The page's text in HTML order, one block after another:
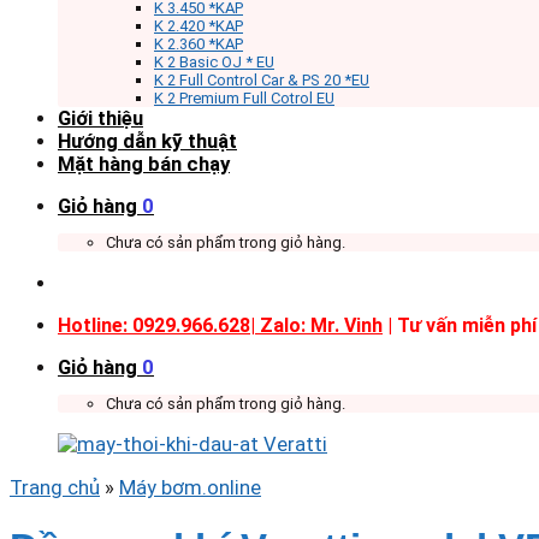
K 3.450 *KAP
K 2.420 *KAP
K 2.360 *KAP
K 2 Basic OJ * EU
K 2 Full Control Car & PS 20 *EU
K 2 Premium Full Cotrol EU
Giới thiệu
Hướng dẫn kỹ thuật
Mặt hàng bán chạy
Giỏ hàng 0
Chưa có sản phẩm trong giỏ hàng.
Hotline: 0929.966.628| Zalo: Mr. Vinh | Tư vấn miễn
Giỏ hàng 0
Chưa có sản phẩm trong giỏ hàng.
Trang chủ » Máy bơm.online